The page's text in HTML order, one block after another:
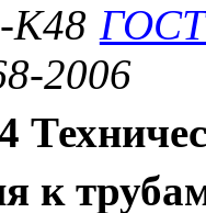
К48 ГОСТ
2006
к